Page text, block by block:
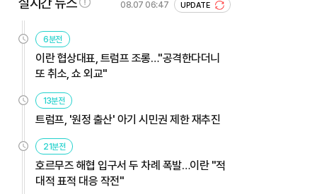
08.07 06:47 UPDATE
6분전
이란 협상대표, 트럼프 조롱…"공격한다더니
또 취소, 쇼 외교"
13분전
트럼프, '원정 출산' 아기 시민권 제한 재추진
21분전
호르무즈 해협 입구서 두 차례 폭발…이란 "적
대적 표적 대응 작전"